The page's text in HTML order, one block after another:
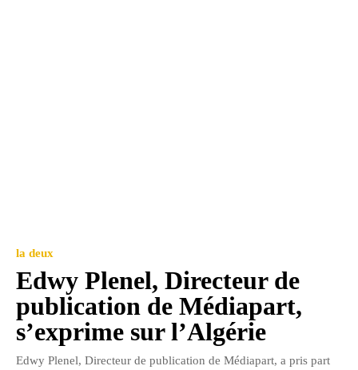
la deux
Edwy Plenel, Directeur de
publication de Médiapart,
s’exprime sur l’Algérie
Edwy Plenel, Directeur de publication de Médiapart, a pris part